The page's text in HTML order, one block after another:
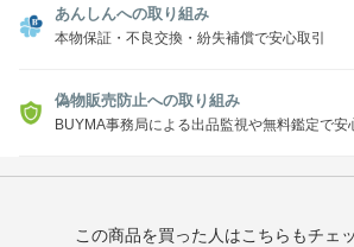
あんしんへの取り組み
本物保証・不良交換・紛失補償で安心取引
偽物販売防止への取り組み
BUYMA事務局による出品監視や無料鑑定で安
この商品を買った人はこちらもチェ